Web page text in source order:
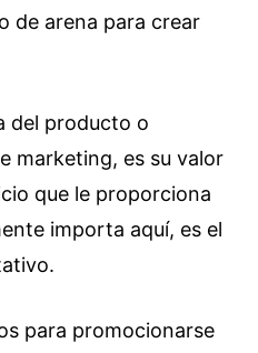
de arena para crear
del producto o
marketing, es su valor
que le proporciona
importa aquí, es el
para promocionarse